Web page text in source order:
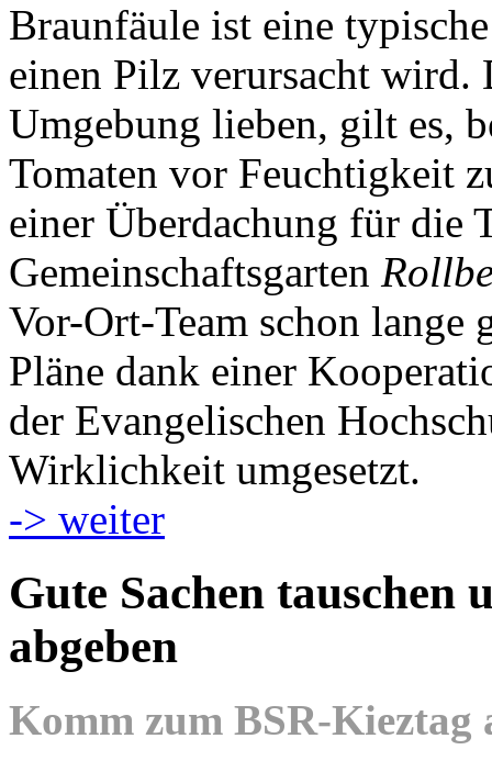
Braunfäule ist eine
einen Pilz verursacht wird.
Umgebung lieben, gilt es,
Tomaten vor Feuchtigkeit
einer Überdachung für die
Gemeinschaftsgarten
Vor-Ort-Team schon lange
Pläne dank einer
der Evangelischen
Wirklichkeit umgesetzt.
-> weiter
Gute Sachen tauschen
abgeben
Komm zum BSR-Kieztag